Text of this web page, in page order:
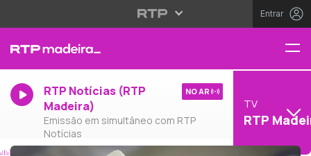
Entrar
RTP Notícias (RTP
Madeira)
Emissão em simultâneo com RTP
Notícias
NO AR
TV
RTP